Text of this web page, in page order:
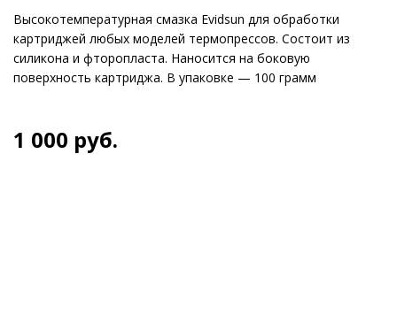
Высокотемпературная смазка Evidsun для обработки
картриджей любых моделей термопрессов. Состоит из
силикона и фторопласта. Наносится на боковую
поверхность картриджа. В упаковке — 100 грамм
1 000 руб.